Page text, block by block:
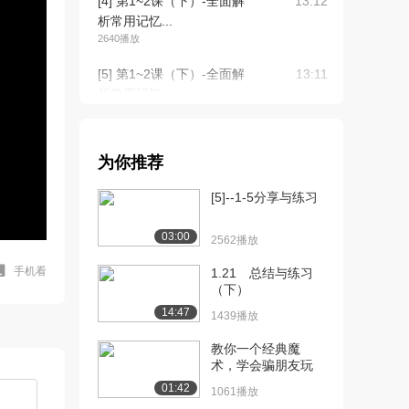
手机看
析常用记忆...
2640播放
[5] 第1~2课（下）-全面解
13:11
殿系统介绍...
殿系统介绍...
[8] 第3~4节（下）-记忆宫
殿系统介绍...
[9] 第3~4节（下）-记忆宫
殿系统介绍...
12:52
为你推荐
03:00
[5]--1-5分享与练习
2562播放
14:47
1.21 总结与练习
（下）
1439播放
01:42
教你一个经典魔
术，学会骗朋友玩
1061播放